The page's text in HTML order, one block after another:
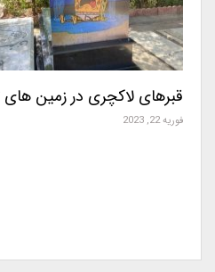
قبرهای لاکچری در زمین
فوریه 22, 2023